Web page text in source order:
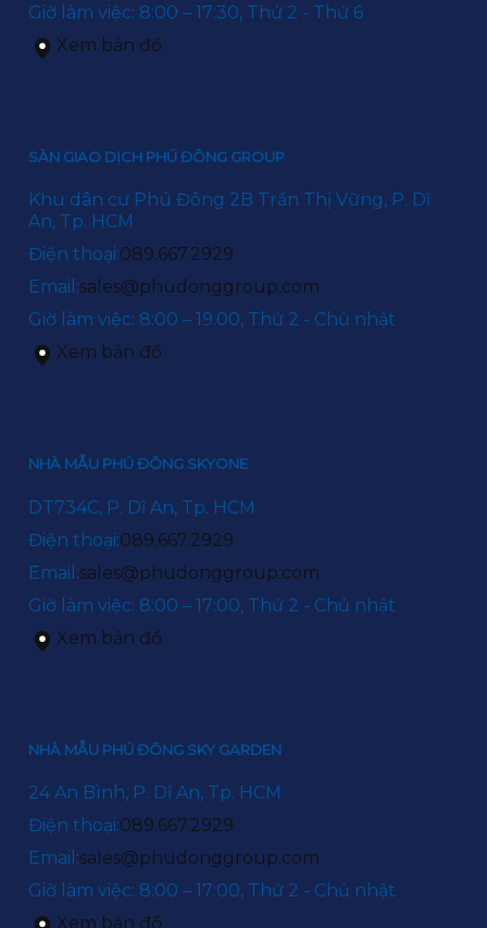
Giờ làm việc: 8:00 – 17:30, Thứ 2 - Thứ 6
Xem bản đồ
SÀN GIAO DỊCH PHÚ ĐÔNG GROUP
Khu dân cư Phú Đông 2B Trần Thị Vững, P. Dĩ
An, Tp. HCM
Điện thoại:089.667.2929
Email:sales@phudonggroup.com
Giờ làm việc: 8:00 – 19:00, Thứ 2 - Chủ nhật
Xem bản đồ
NHÀ MẪU PHÚ ĐÔNG SKYONE
DT734C, P. Dĩ An, Tp. HCM
Điện thoại:089.667.2929
Email:sales@phudonggroup.com
Giờ làm việc: 8:00 – 17:00, Thứ 2 - Chủ nhật
Xem bản đồ
NHÀ MẪU PHÚ ĐÔNG SKY GARDEN
24 An Bình, P. Dĩ An, Tp. HCM
Điện thoại:089.667.2929
Email:sales@phudonggroup.com
Giờ làm việc: 8:00 – 17:00, Thứ 2 - Chủ nhật
Xem bản đồ